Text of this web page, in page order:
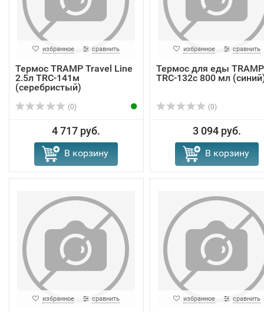
избранное сравнить
Термос TRAMP Travel Line
2.5л TRC-141м
(серебристый)
(0)
4 717 руб.
В корзину
избранное сравнить
Термос для еды TRAMP
TRC-132с 800 мл
(0)
3 094 руб.
В корзину
избранное сравнить избранное сравнить